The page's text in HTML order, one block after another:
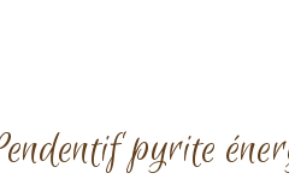
pyrite